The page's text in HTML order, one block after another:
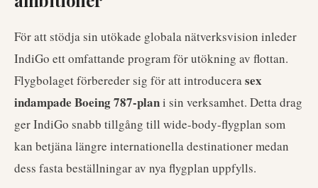
För att stödja sin utökade globala nätverksvision inleder
IndiGo ett omfattande program för utökning av flottan.
Flygbolaget förbereder sig för att introducerasex
indampade Boeing 787-plani sin verksamhet. Detta drag
ger IndiGo snabb tillgång till wide-body-flygplan som
kan betjäna längre internationella destinationer medan
dess fasta beställningar av nya flygplan uppfylls.